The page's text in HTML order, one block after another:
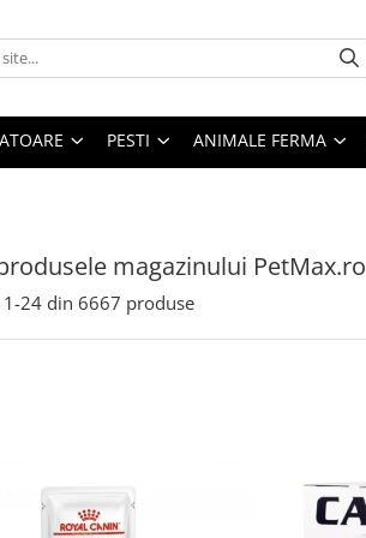
PESTI ANIMALE FERMA
magazinului PetMax.ro
1-24 din 6667 produse